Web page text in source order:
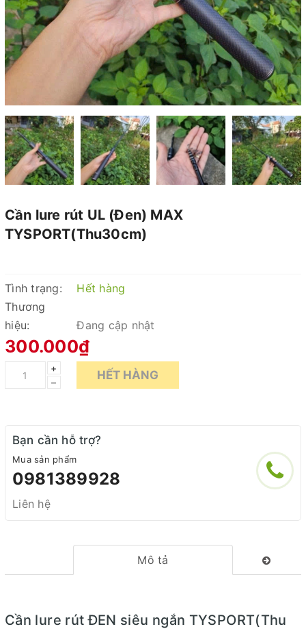
Cần lure rút UL (Đen) MAX
TYSPORT(Thu30cm)
Tình trạng:
Hết hàng
Thương
hiệu:
Đang cập nhật
300.000₫
+
–
HẾT HÀNG
Bạn cần hỗ trợ?
Mua sản phẩm
0981389928
Liên hệ
Mô tả
Cần lure rút ĐEN siêu ngắn TYSPORT(Thu